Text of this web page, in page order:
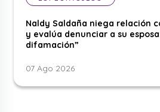
Naldy Saldaña niega relación
y evalúa denunciar a su
difamación”
07 Ago 2026